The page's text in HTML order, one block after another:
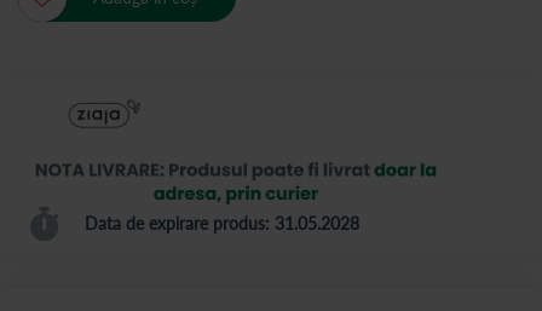
Data de expirare produs: 31.05.2028